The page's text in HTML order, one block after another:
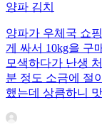
양파 김치
양파가 우체국 쇼
게 싸서 10kg을 구
모색하다가 난생
분 정도 소금에 절
했는데 상큼하니